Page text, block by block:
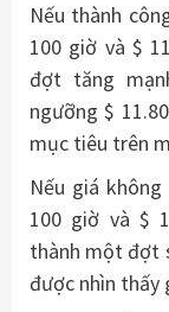
Nếu thành
100 giờ và $
đợt tăng
ngưỡng $
mục tiêu trên
Nếu giá
100 giờ và $
thành một đợt
được nhìn thấy